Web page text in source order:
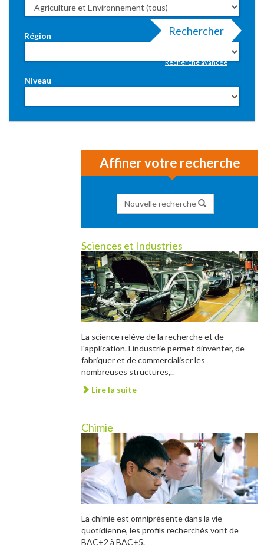
Région
Niveau
Rechercher
Recherche avancée
Affiner votre recherche
Nouvelle recherche
Sciences et Industries
La science relève de la recherche et de
l'application. Lindustrie permet dinventer, de
fabriquer et de commercialiser les
nombreuses structures,..
Lire la suite
Chimie
La chimie est omniprésente dans la vie
quotidienne, les profils recherchés vont de
BAC+2 à BAC+5.